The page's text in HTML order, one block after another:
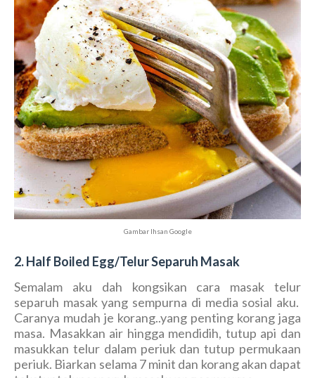
Gambar Ihsan Google
2. Half Boiled Egg/Telur Separuh Masak
Semalam aku dah kongsikan cara masak telur
separuh masak yang sempurna di media sosial aku.
Caranya mudah je korang..yang penting korang jaga
masa. Masakkan air hingga mendidih, tutup api dan
masukkan telur dalam periuk dan tutup permukaan
periuk. Biarkan selama 7 minit dan korang akan dapat